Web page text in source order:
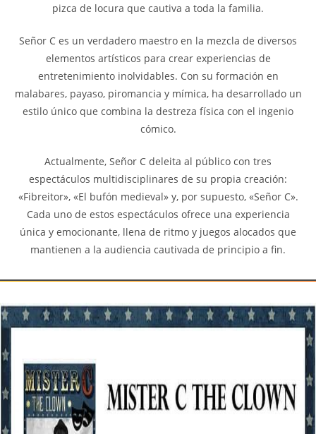
pizca de locura que cautiva a toda la familia.
Señor C es un verdadero maestro en la mezcla de diversos
elementos artísticos para crear experiencias de
entretenimiento inolvidables. Con su formación en
malabares, payaso, piromancia y mímica, ha desarrollado un
estilo único que combina la destreza física con el ingenio
cómico.
Actualmente, Señor C deleita al público con tres
espectáculos multidisciplinares de su propia creación:
«Fibreitor», «El bufón medieval» y, por supuesto, «Señor C».
Cada uno de estos espectáculos ofrece una experiencia
única y emocionante, llena de ritmo y juegos alocados que
mantienen a la audiencia cautivada de principio a fin.